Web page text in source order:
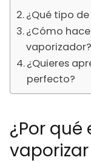
¿Qué tipo
¿Cómo
vaporizador?
¿Quieres
perfecto?
¿Por